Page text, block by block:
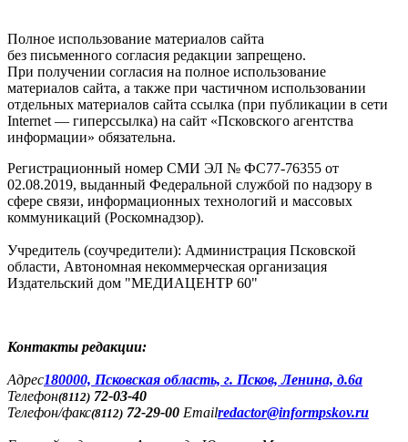
Полное использование материалов сайта
без письменного согласия редакции запрещено.
При получении согласия на полное использование
материалов сайта, а также при частичном использовании
отдельных материалов сайта ссылка (при публикации в сети
Internet — гиперссылка) на сайт «Псковского агентства
информации» обязательна.
Регистрационный номер СМИ ЭЛ № ФС77-76355 от
02.08.2019, выданный Федеральной службой по надзору в
сфере связи, информационных технологий и массовых
коммуникаций (Роскомнадзор).
Учредитель (соучредители): Администрация Псковской
области, Автономная некоммерческая организация
Издательский дом "МЕДИАЦЕНТР 60"
Контакты редакции:
Адреc180000, Псковская область, г. Псков, Ленина, д.6а
Телефон(8112) 72-03-40
Телефон/факс(8112) 72-29-00 Emailredactor@informpskov.ru